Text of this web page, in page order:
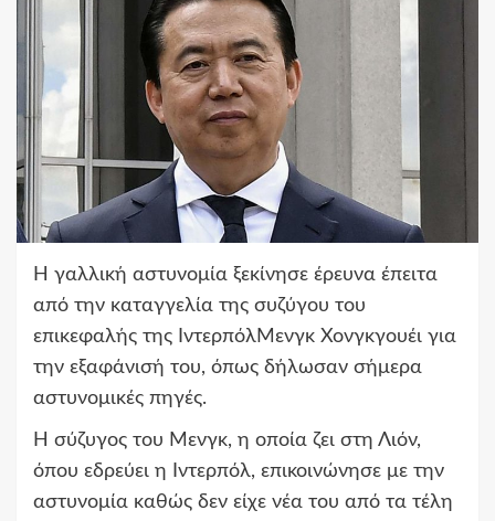
Η γαλλική αστυνομία ξεκίνησε έρευνα έπειτα
από την καταγγελία της συζύγου του
επικεφαλής της ΙντερπόλΜενγκ Χονγκγουέι για
την εξαφάνισή του, όπως δήλωσαν σήμερα
αστυνομικές πηγές.
Η σύζυγος του Μενγκ, η οποία ζει στη Λιόν,
όπου εδρεύει η Ιντερπόλ, επικοινώνησε με την
αστυνομία καθώς δεν είχε νέα του από τα τέλη